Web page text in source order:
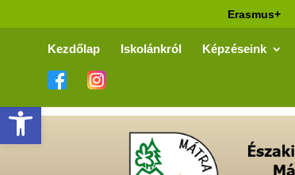
Eszköztár megnyitása
Erasmus+
Kezdőlap Iskolánkról Képzéseink